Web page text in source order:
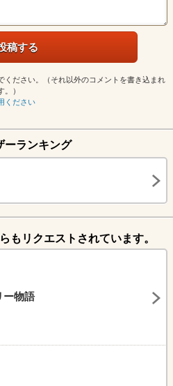
ください。（それ以外のコメントを書き込まれ
）
ください
ーランキング
もリクエストされています。
ー物語